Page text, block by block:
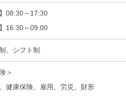
08:30～17:30
】16:30～09:00
、シフト制
＞
健康保険、雇用、労災、財形